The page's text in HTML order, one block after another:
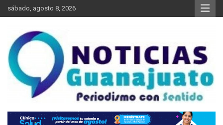
Skip
to
sábado, agosto 8, 2026
Noticias Guanajuato